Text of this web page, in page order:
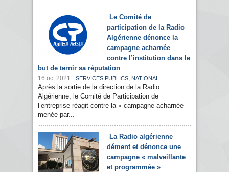
Le Comité de
participation de la Radio
Algérienne dénonce la
campagne acharnée
contre l’institution dans le
but de ternir sa réputation
16 oct 2021 SERVICES PUBLICS, NATIONAL
Après la sortie de la direction de la Radio
Algérienne, le Comité de Participation de
l’entreprise réagit contre la « campagne acharnée
menée par...
La Radio algérienne
dément et dénonce une
campagne « malveillante
et programmée »